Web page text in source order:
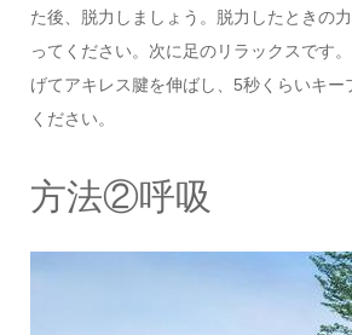
た後、脱力しましょう。脱力したときの
ってください。次に足のリラックスです
げてアキレス腱を伸ばし、5秒くらいキー
ください。
方法②呼吸